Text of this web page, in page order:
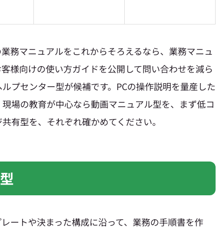
務マニュアルをこれからそろえるなら、業務マニュ
様向けの使い方ガイドを公開して問い合わせを減ら
プセンター型が候補です。PCの操作説明を量産した
場の教育が中心なら動画マニュアル型を、まず低コ
有型を、それぞれ確かめてください。
ートや決まった構成に沿って、業務の手順書を作